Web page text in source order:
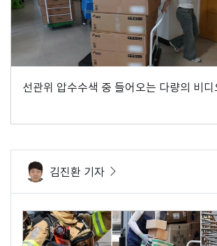
선관위 압수수색 중 들어오는 다량의 비디
김진환 기자